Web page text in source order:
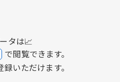
タは📈
で閲覧できます。
いただけます。